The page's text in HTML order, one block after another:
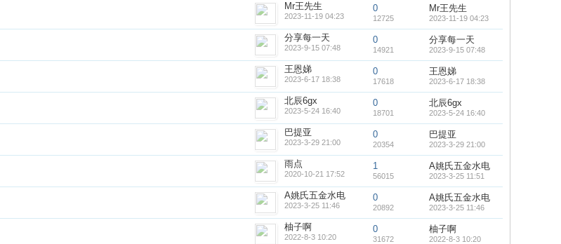
Mr王先生
2023-11-19 04:23
0
12725
Mr王先生
2023-11-19 04:23
分享每一天
2023-9-15 07:48
0
14921
分享每一天
2023-9-15 07:48
王恩娣
2023-6-17 18:38
0
17618
王恩娣
2023-6-17 18:38
北辰6gx
2023-5-24 16:40
0
18701
北辰6gx
2023-5-24 16:40
巴提亚
2023-3-29 21:00
0
20354
巴提亚
2023-3-29 21:00
雨点
2020-10-21 17:52
1
56015
A姚氏五金水电
2023-3-25 11:51
A姚氏五金水电
2023-3-25 11:46
0
20892
A姚氏五金水电
2023-3-25 11:46
柚子啊
2022-8-3 10:20
0
31672
柚子啊
2022-8-3 10:20